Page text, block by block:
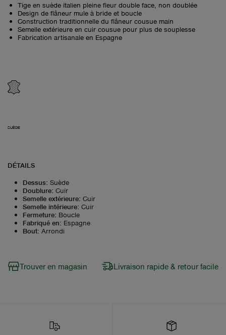
Tige en suède italien pleine fleur double face, non doublée
Design de flâneur mule à bride et boucle
Construction traditionnelle du flâneur cousue main
Semelle extérieure en cuir cousue pour plus de souplesse
Fabrication artisanale en Espagne
SUÈDE
DÉTAILS
Dessus: Suède
Doublure: Cuir
Semelle extérieure: Cuir
Semelle intérieure: Cuir
Fermeture: Boucle
Fabriqué en: Espagne
Bout: Arrondi
Trouver en magasin Livraison rapide & retour facile